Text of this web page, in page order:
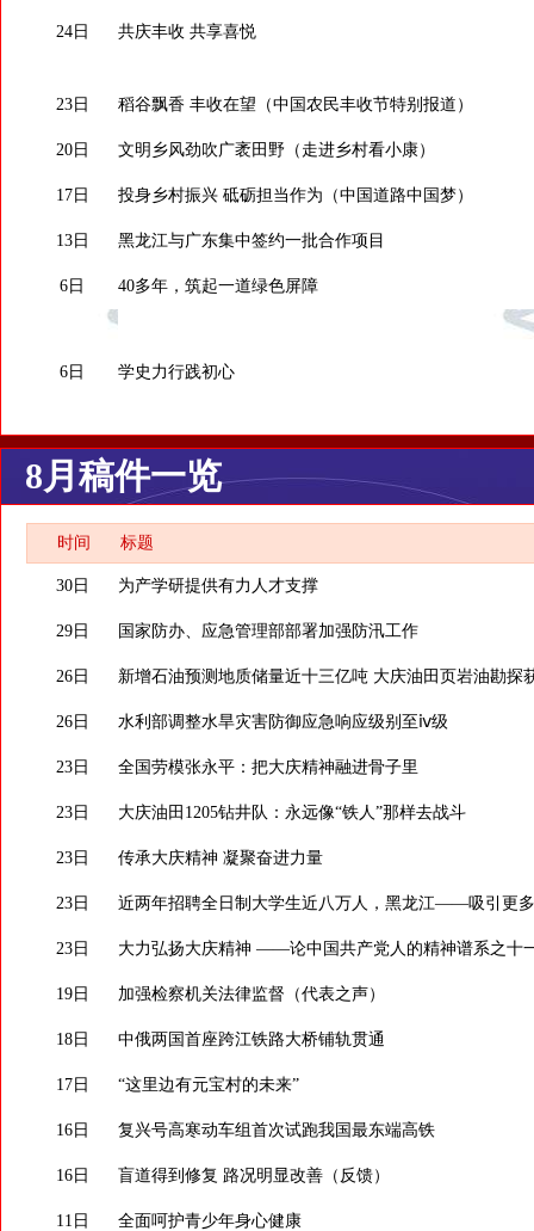
24日 共庆丰收 共享喜悦
23日 稻谷飘香 丰收在望（中国农民丰收节特别报道）
20日 文明乡风劲吹广袤田野（走进乡村看小康）
17日 投身乡村振兴 砥砺担当作为（中国道路中国梦）
13日 黑龙江与广东集中签约一批合作项目
6日 40多年，筑起一道绿色屏障
6日 学史力行践初心
8月稿件一览
时间 标题
30日 为产学研提供有力人才支撑
29日 国家防办、应急管理部部署加强防汛工作
26日 新增石油预测地质储量近十三亿吨 大庆油田页岩油勘探
26日 水利部调整水旱灾害防御应急响应级别至ⅳ级
23日 全国劳模张永平：把大庆精神融进骨子里
23日 大庆油田1205钻井队：永远像“铁人”那样去战斗
23日 传承大庆精神 凝聚奋进力量
23日 近两年招聘全日制大学生近八万人，黑龙江——吸引更
23日 大力弘扬大庆精神 ——论中国共产党人的精神谱系之十
19日 加强检察机关法律监督（代表之声）
18日 中俄两国首座跨江铁路大桥铺轨贯通
17日 “这里边有元宝村的未来”
16日 复兴号高寒动车组首次试跑我国最东端高铁
16日 盲道得到修复 路况明显改善（反馈）
11日 全面呵护青少年身心健康